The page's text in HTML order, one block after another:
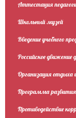
Аттестация
Школьный музей
Введение учебного
Российское
Организация отдыха
Программа развития
Противодействие